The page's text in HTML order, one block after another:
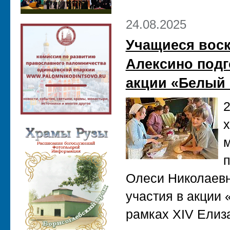
24.08.2025
Учащиеся
Алексино
акции «Белый
Олеси
участия в акции
рамках XIV